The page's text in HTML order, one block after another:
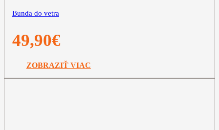
Bunda do vetra
49,90€
ZOBRAZIŤ VIAC